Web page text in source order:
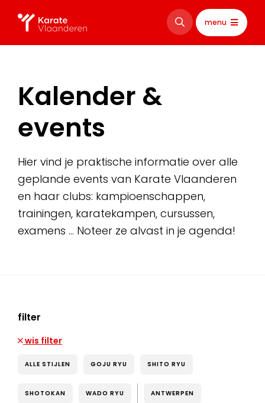
menu
Kalender &
events
Hier vind je praktische informatie over alle
geplande events van Karate Vlaanderen
en haar clubs: kampioenschappen,
trainingen, karatekampen, cursussen,
examens … Noteer ze alvast in je agenda!
filter
wis filter
ALLE STIJLEN GOJU RYU SHITO RYU
SHOTOKAN WADO RYU ANTWERPEN